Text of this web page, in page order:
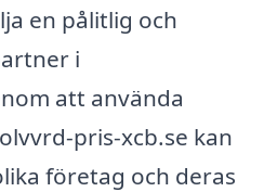
en pålitlig och
i
att använda
pris-xcb.se kan
företag och deras